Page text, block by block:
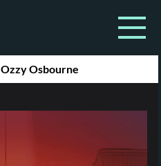
Ozzy Osbourne